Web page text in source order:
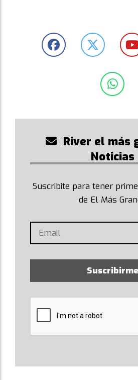
River el más
Noticias
Suscribite para tener
de El Más
Suscribirme